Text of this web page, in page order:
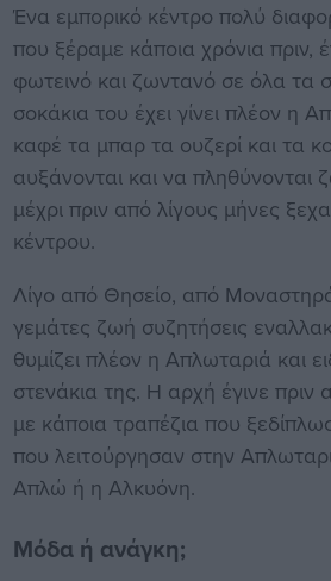
Ένα εμπορικό κέντρο πολύ
που ξέραμε κάποια χρόνια πριν,
φωτεινό και ζωντανό σε όλα τα
σοκάκια του έχει γίνει πλέον η
καφέ τα μπαρ τα ουζερί και τα
αυξάνονται και να πληθύνονται
μέχρι πριν από λίγους μήνες
κέντρου.
Λίγο από Θησείο, από
γεμάτες ζωή συζητήσεις
θυμίζει πλέον η Απλωταριά και
στενάκια της. Η αρχή έγινε πριν
με κάποια τραπέζια που
που λειτούργησαν στην
Απλώ ή η Αλκυόνη.
Μόδα ή ανάγκη;